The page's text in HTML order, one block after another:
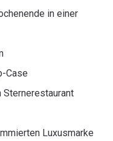
in einer
Case
Sternerestaurant
Luxusmarke